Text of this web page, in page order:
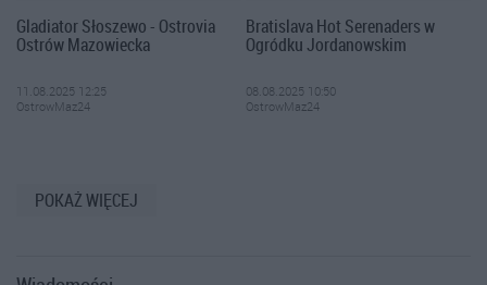
Gladiator Słoszewo - Ostrovia
Ostrów Mazowiecka
11.08.2025 12:25
OstrowMaz24
Bratislava Hot Serenaders w
Ogródku Jordanowskim
08.08.2025 10:50
OstrowMaz24
POKAŻ WIĘCEJ